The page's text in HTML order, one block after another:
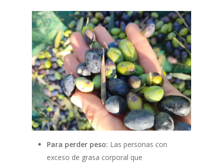
Para perder peso: Las personas con
exceso de grasa corporal que